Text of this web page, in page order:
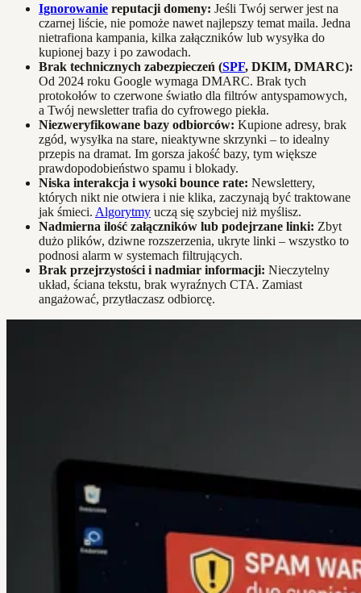
Ignorowanie reputacji domeny: Jeśli Twój serwer jest na
czarnej liście, nie pomoże nawet najlepszy temat maila. Jedna
nietrafiona kampania, kilka załączników lub wysyłka do
kupionej bazy i po zawodach.
Brak technicznych zabezpieczeń (SPF, DKIM, DMARC):
Od 2024 roku Google wymaga DMARC. Brak tych
protokołów to czerwone światło dla filtrów antyspamowych,
a Twój newsletter trafia do cyfrowego piekła.
Niezweryfikowane bazy odbiorców: Kupione adresy, brak
zgód, wysyłka na stare, nieaktywne skrzynki – to idealny
przepis na dramat. Im gorsza jakość bazy, tym większe
prawdopodobieństwo spamu i blokady.
Niska interakcja i wysoki bounce rate: Newslettery,
których nikt nie otwiera i nie klika, zaczynają być traktowane
jak śmieci. Algorytmy uczą się szybciej niż myślisz.
Nadmierna ilość załączników lub podejrzane linki: Zbyt
dużo plików, dziwne rozszerzenia, ukryte linki – wszystko to
podnosi alarm w systemach filtrujących.
Brak przejrzystości i nadmiar informacji: Nieczytelny
układ, ściana tekstu, brak wyraźnych CTA. Zamiast
angażować, przytłaczasz odbiorcę.